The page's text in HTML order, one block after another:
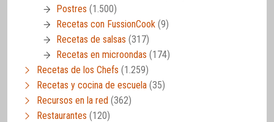
Postres (1.500)
Recetas con FussionCook (9)
Recetas de salsas (317)
Recetas en microondas (174)
Recetas de los Chefs (1.259)
Recetas y cocina de escuela (35)
Recursos en la red (362)
Restaurantes (120)